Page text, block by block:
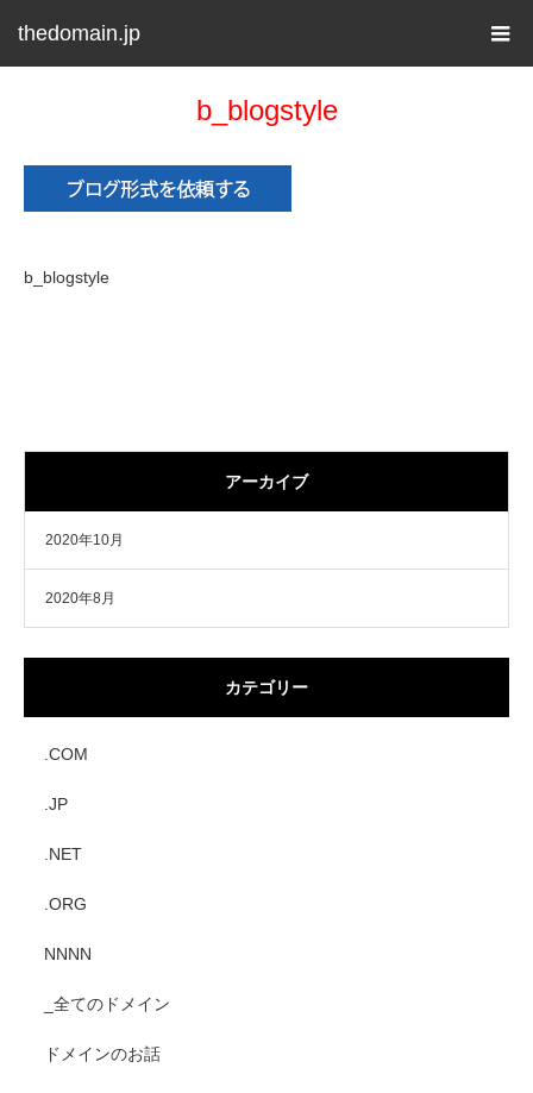
thedomain.jp
b_blogstyle
b_blogstyle
アーカイブ
2020年10月
2020年8月
カテゴリー
.COM
.JP
.NET
.ORG
NNNN
_全てのドメイン
ドメインのお話